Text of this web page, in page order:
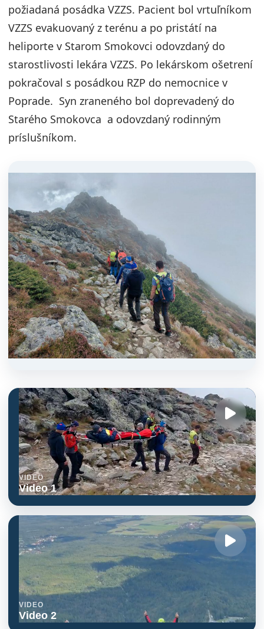
požiadaná posádka VZZS. Pacient bol vrtuľníkom
VZZS evakuovaný z terénu a po pristátí na
heliporte v Starom Smokovci odovzdaný do
starostlivosti lekára VZZS. Po lekárskom ošetrení
pokračoval s posádkou RZP do nemocnice v
Poprade. Syn zraneného bol doprevadený do
Starého Smokovca a odovzdaný rodinným
príslušníkom.
VIDEO
Video 1
VIDEO
Video 2